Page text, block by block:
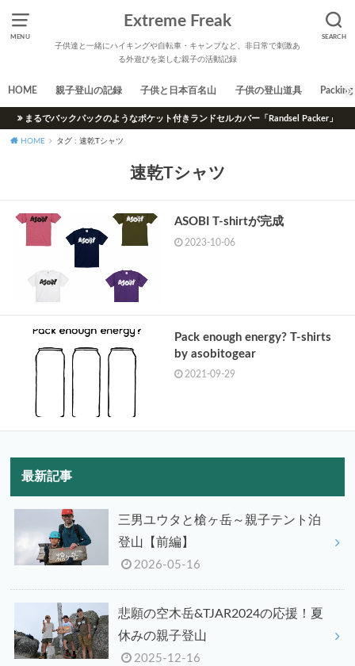
MENU SEARCH
Extreme Freak
子供達と一緒にハイキングや自転車・キャンプなど、非日常で刺激あ
る外遊びを楽しむ親子の活動記録
HOME 親子登山の記録 子供と日本百名山 子供の登山道具 Packing
まるでバックパックのようなポケット付きランドセルカバー「Randsel Packer」
HOME タグ : 速乾Tシャツ
速乾Tシャツ
ASOBI T-shirtが完成
2023-10-06
Pack enough energy? T-shirts
by asobitogear
2021-09-29
最新記事
三男ユウタと槍ヶ岳～親子テント泊
登山【前編】
2026-05-16
悲願の空木岳&TJAR2024の応援！夏
休みの親子登山
2025-12-16